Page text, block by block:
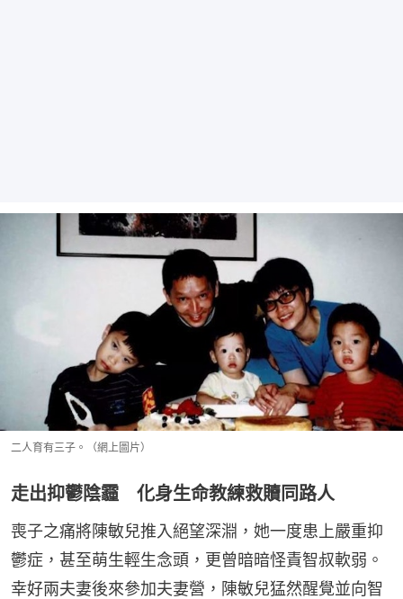
二人育有三子。（網上圖片）
走出抑鬱陰霾 化身生命教練救贖同路人
喪子之痛將陳敏兒推入絕望深淵，她一度患上嚴重抑
鬱症，甚至萌生輕生念頭，更曾暗暗怪責智叔軟弱。
幸好兩夫妻後來參加夫妻營，陳敏兒猛然醒覺並向智